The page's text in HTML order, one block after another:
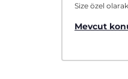
Size özel
Mevcut